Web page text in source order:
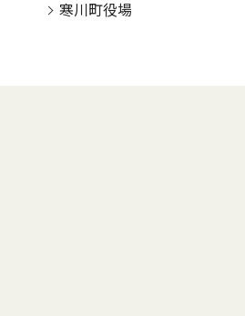
寒川町役場